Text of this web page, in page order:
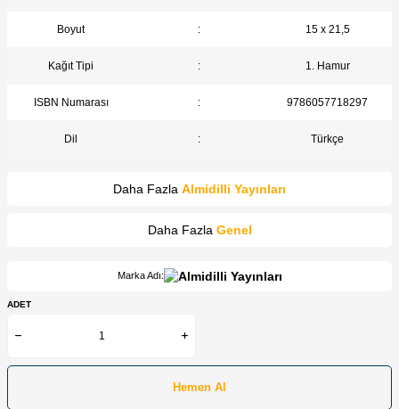
Boyut : 15 x 21,5
Kağıt Tipi : 1. Hamur
ISBN Numarası : 9786057718297
Dil : Türkçe
Daha Fazla Almidilli Yayınları
Daha Fazla Genel
Marka Adı:
ADET
Hemen Al